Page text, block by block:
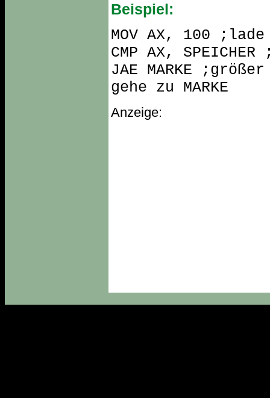
Beispiel:
MOV AX, 100
CMP AX,
JAE MARKE
gehe zu MARKE
Anzeige: